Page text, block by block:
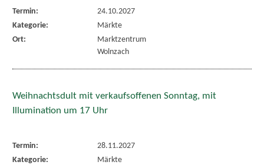
Termin:
24.10.2027
Kategorie:
Märkte
Ort:
Marktzentrum
Wolnzach
Weihnachtsdult mit verkaufsoffenen Sonntag, mit
Illumination um 17 Uhr
Termin:
28.11.2027
Kategorie:
Märkte